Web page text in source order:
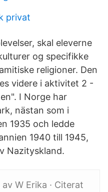
privat
skal eleverne
og specifikke
religioner. Den
videre i aktivitet 2 -
I Norge har
nästan som i
1935 och ledde
1940 till 1945,
Nazityskland.
W Erika · Citerat